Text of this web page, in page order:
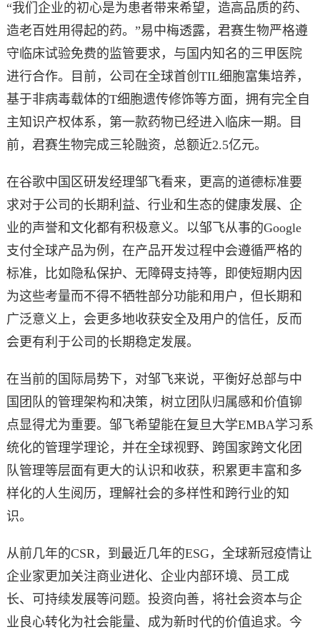
“我们企业的初心是为患者带来希望，造高品质的药、
造老百姓用得起的药。”易中梅透露，君赛生物严格遵
守临床试验免费的监管要求，与国内知名的三甲医院
进行合作。目前，公司在全球首创TIL细胞富集培养，
基于非病毒载体的T细胞遗传修饰等方面，拥有完全自
主知识产权体系，第一款药物已经进入临床一期。目
前，君赛生物完成三轮融资，总额近2.5亿元。
在谷歌中国区研发经理邹飞看来，更高的道德标准要
求对于公司的长期利益、行业和生态的健康发展、企
业的声誉和文化都有积极意义。以邹飞从事的Google
支付全球产品为例，在产品开发过程中会遵循严格的
标准，比如隐私保护、无障碍支持等，即使短期内因
为这些考量而不得不牺牲部分功能和用户，但长期和
广泛意义上，会更多地收获安全及用户的信任，反而
会更有利于公司的长期稳定发展。
在当前的国际局势下，对邹飞来说，平衡好总部与中
国团队的管理架构和决策，树立团队归属感和价值铆
点显得尤为重要。邹飞希望能在复旦大学EMBA学习系
统化的管理学理论，并在全球视野、跨国家跨文化团
队管理等层面有更大的认识和收获，积累更丰富和多
样化的人生阅历，理解社会的多样性和跨行业的知
识。
从前几年的CSR，到最近几年的ESG，全球新冠疫情让
企业家更加关注商业进化、企业内部环境、员工成
长、可持续发展等问题。投资向善，将社会资本与企
业良心转化为社会能量、成为新时代的价值追求。今